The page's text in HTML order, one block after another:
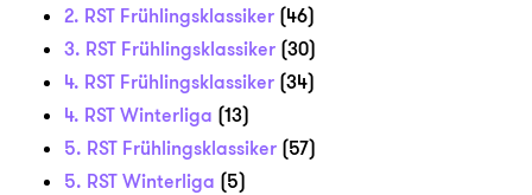
2. RST Frühlingsklassiker (46)
3. RST Frühlingsklassiker (30)
4. RST Frühlingsklassiker (34)
4. RST Winterliga (13)
5. RST Frühlingsklassiker (57)
5. RST Winterliga (5)